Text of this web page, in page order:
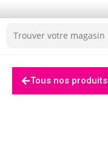
Tous nos produits